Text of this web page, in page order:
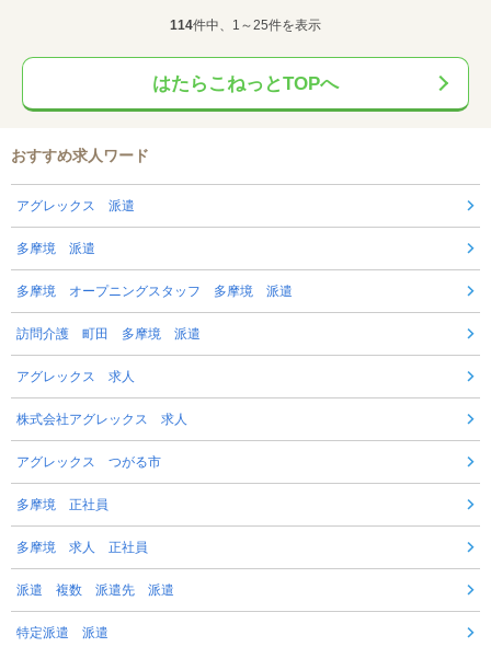
114件中、1～25件を表示
はたらこねっとTOPへ
おすすめ求人ワード
アグレックス 派遣
多摩境 派遣
多摩境 オープニングスタッフ 多摩境 派遣
訪問介護 町田 多摩境 派遣
アグレックス 求人
株式会社アグレックス 求人
アグレックス つがる市
多摩境 正社員
多摩境 求人 正社員
派遣 複数 派遣先 派遣
特定派遣 派遣